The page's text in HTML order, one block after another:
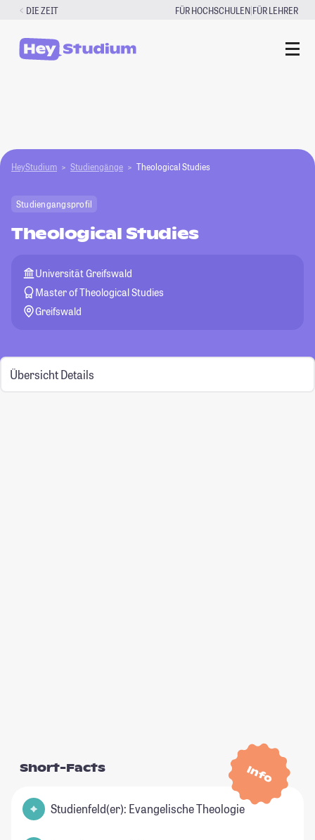
Zum
springen
DIE ZEIT FÜR HOCHSCHULEN|FÜR LEHRER
HeyStudium Studiengänge Theological Studies
Studiengangsprofil
Theological Studies
Universität Greifswald
Master of Theological Studies
Greifswald
Übersicht Details
Info
Short-Facts
Studienfeld(er): Evangelische Theologie